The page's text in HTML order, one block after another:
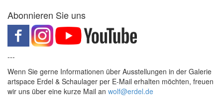
Abonnieren Sie uns
---
Wenn Sie gerne Informationen über Ausstellungen in der Galerie
artspace Erdel & Schaulager per E-Mail erhalten möchten, freuen
wir uns über eine kurze Mail an wolf@erdel.de